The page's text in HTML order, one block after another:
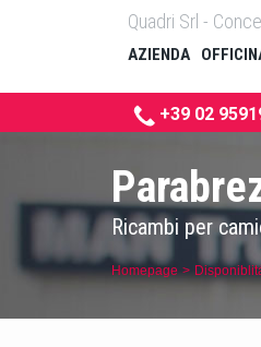
Quadri Srl -
AZIENDA
+39 02
Ricambi per
Homepage